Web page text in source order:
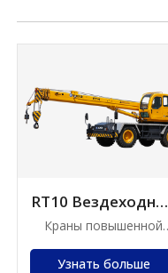
RT10 Вездеходный
кран
Краны повышенной
Узнать больше